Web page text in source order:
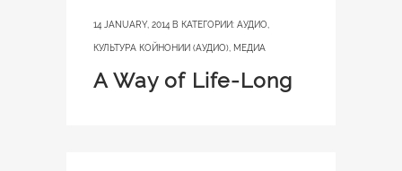
14 JANUARY, 2014 В КАТЕГОРИИ: АУДИО
КУЛЬТУРА КОЙНОНИИ (АУДИО) МЕДИА
A Way of Life-Long